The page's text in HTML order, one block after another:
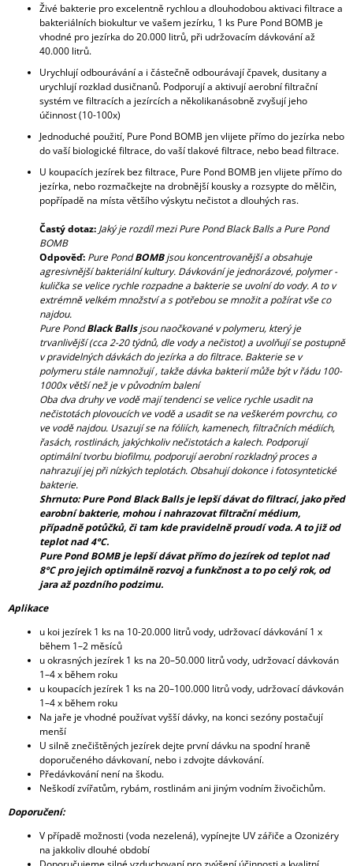
Živé bakterie pro excelentně rychlou a dlouhodobou aktivaci filtrace a
bakteriálních biokultur ve vašem jezírku, 1 ks Pure Pond BOMB je
vhodné pro jezírka do 20.000 litrů, při udržovacím dávkování až
40.000 litrů.
Urychlují odbourávání a i částečně odbourávají čpavek, dusitany a
urychlují rozklad dusičnanů. Podporují a aktivují aerobní filtrační
systém ve filtracích a jezírcích a několikanásobně zvyšují jeho
účinnost (10-100x)
Jednoduché použití, Pure Pond BOMB jen vlijete přímo do jezírka nebo
do vaší biologické filtrace, do vaší tlakové filtrace, nebo bead filtrace.
U koupacích jezírek bez filtrace, Pure Pond BOMB jen vlijete přímo do
jezírka, nebo rozmačkejte na drobnější kousky a rozsypte do mělčin,
popřípadě na místa většího výskytu nečistot a dlouhých ras.
Častý dotaz: Jaký je rozdíl mezi Pure Pond Black Balls a Pure Pond
BOMB
Odpověď: Pure PondBOMBjsou koncentrovanější a obsahuje
agresivnější bakteriální kultury. Dávkování je jednorázové, polymer -
kulička se velice rychle rozpadne a bakterie se uvolní do vody. A to v
extrémně velkém množství a s potřebou se množit a požírat vše co
najdou.
Pure PondBlack Ballsjsou naočkované v polymeru, který je
trvanlivější (cca 2-20 týdnů, dle vody a nečistot) a uvolňují se postupně
v pravidelných dávkách do jezírka a do filtrace. Bakterie se v
polymeru stále namnožují , takže dávka bakterií může být v řádu 100-
1000x větší než je v původním balení
Oba dva druhy ve vodě mají tendenci se velice rychle usadit na
nečistotách plovoucích ve vodě a usadit se na veškerém povrchu, co
ve vodě najdou. Usazují se na fóliích, kamenech, filtračních médiích,
řasách, rostlinách, jakýchkoliv nečistotách a kalech. Podporují
optimální tvorbu biofilmu, podporují aerobní rozkladný proces a
nahrazují jej při nízkých teplotách. Obsahují dokonce i fotosyntetické
bakterie.
Shrnuto: Pure Pond Black Balls je lepší dávat do filtrací, jako před
earobní bakterie, mohou i nahrazovat filtrační médium,
případně potůčků, či tam kde pravidelně proudí voda. A to již od
teplot nad 4°C.
Pure Pond BOMB je lepší dávat přímo do jezírek od teplot nad
8°C pro jejich optimálně rozvoj a funkčnost a to po celý rok, od
jara až pozdního podzimu.
Aplikace
u koi jezírek 1 ks na 10-20.000 litrů vody, udržovací dávkování 1 x
během 1–2 měsíců
u okrasných jezírek 1 ks na 20–50.000 litrů vody, udržovací dávkován
1–4 x během roku
u koupacích jezírek 1 ks na 20–100.000 litrů vody, udržovací dávkován
1–4 x během roku
Na jaře je vhodné používat vyšší dávky, na konci sezóny postačují
menší
U silně znečištěných jezírek dejte první dávku na spodní hraně
doporučeného dávkovaní, nebo i zdvojte dávkování.
Předávkování není na škodu.
Neškodí zvířatům, rybám, rostlinám ani jiným vodním živočichům.
Doporučení:
V případě možnosti (voda nezelená), vypínejte UV zářiče a Ozonizéry
na jakkoliv dlouhé období